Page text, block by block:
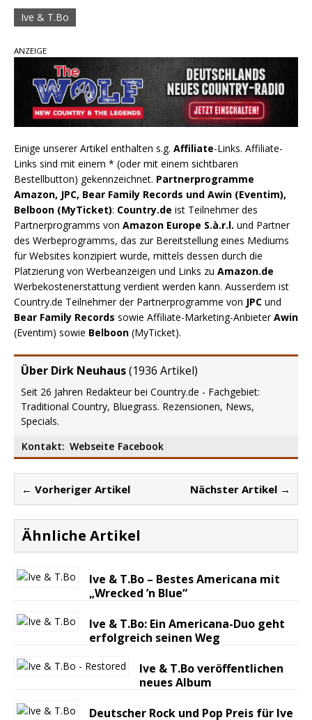
Ive & T.Bo
ANZEIGE
Einige unserer Artikel enthalten s.g. Affiliate-Links. Affiliate-
Links sind mit einem * (oder mit einem sichtbaren
Bestellbutton) gekennzeichnet. Partnerprogramme
Amazon, JPC, Bear Family Records und Awin (Eventim),
Belboon (MyTicket): Country.de ist Teilnehmer des
Partnerprogramms von Amazon Europe S.à.r.l. und Partner
des Werbeprogramms, das zur Bereitstellung eines Mediums
für Websites konzipiert wurde, mittels dessen durch die
Platzierung von Werbeanzeigen und Links zu Amazon.de
Werbekostenerstattung verdient werden kann. Ausserdem ist
Country.de Teilnehmer der Partnerprogramme von JPC und
Bear Family Records sowie Affiliate-Marketing-AnbieterAwin
(Eventim) sowie Belboon (MyTicket).
Über Dirk Neuhaus(1936 Artikel)
Seit 26 Jahren Redakteur bei Country.de - Fachgebiet:
Traditional Country, Bluegrass. Rezensionen, News,
Specials.
Kontakt: Webseite Facebook
← Vorheriger Artikel Nächster Artikel →
Ähnliche Artikel
Ive & T.Bo – Bestes Americana mit
„Wrecked ’n Blue“
Ive & T.Bo: Ein Americana-Duo geht
erfolgreich seinen Weg
Ive & T.Bo veröffentlichen
neues Album
Deutscher Rock und Pop Preis für Ive